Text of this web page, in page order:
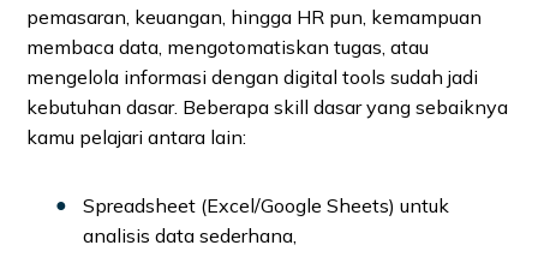
pemasaran, keuangan, hingga HR pun, kemampuan
membaca data, mengotomatiskan tugas, atau
mengelola informasi dengan digital tools sudah jadi
kebutuhan dasar. Beberapa skill dasar yang sebaiknya
kamu pelajari antara lain:
Spreadsheet (Excel/Google Sheets) untuk
analisis data sederhana,